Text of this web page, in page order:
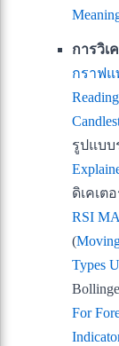
การวิเ
กราฟแ
รูปแบบ
ดิเคเต
RSI
(
Types
For